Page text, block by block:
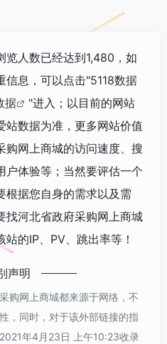
览人数已经达到1,480，如
信息，可以点击"5118数据
据
"进入；以目前的网站
站数据为准，更多网站价值
购网上商城的访问速度、搜
户体验等；当然要评估一个
根据您自身的需求以及需
找河北省政府采购网上商城
的IP、PV、跳出率等！
声明
购网上商城都来源于网络，不
，同时，对于该外部链接的指
年4月23日 上午10:23收录